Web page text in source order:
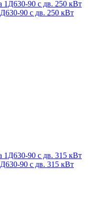
90 с дв. 250 кВт
90 с дв. 315 кВт